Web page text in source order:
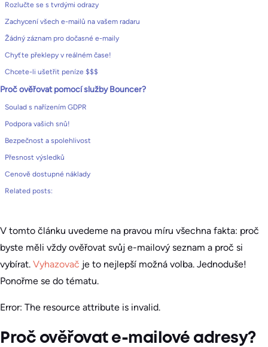
Rozlučte se s tvrdými odrazy
Zachycení všech e-mailů na vašem radaru
Žádný záznam pro dočasné e-maily
Chyťte překlepy v reálném čase!
Chcete-li ušetřit peníze $$$
Proč ověřovat pomocí služby Bouncer?
Soulad s nařízením GDPR
Podpora vašich snů!
Bezpečnost a spolehlivost
Přesnost výsledků
Cenově dostupné náklady
Related posts:
V tomto článku uvedeme na pravou míru všechna fakta: proč
byste měli vždy ověřovat svůj e-mailový seznam a proč si
vybírat. Vyhazovač je to nejlepší možná volba. Jednoduše!
Ponořme se do tématu.
Error: The resource attribute is invalid.
Proč ověřovat e-mailové adresy?